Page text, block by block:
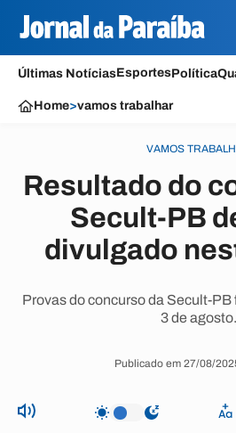
Últimas NotíciasEsportesPolítica
Home>vamos trabalhar
VAMOS
Resultado do
Secult-PB
divulgado
Provas do concurso da Secult-
3 de agosto.
Publicado em 27/08/